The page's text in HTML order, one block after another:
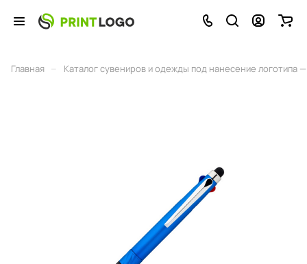
Главная Каталог сувениров и одежды под нанесение логотипа